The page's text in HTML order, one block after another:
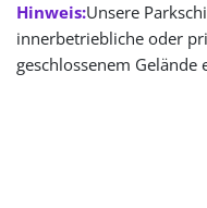
Hinweis:Unsere
innerbetriebliche oder
geschlossenem Gelände